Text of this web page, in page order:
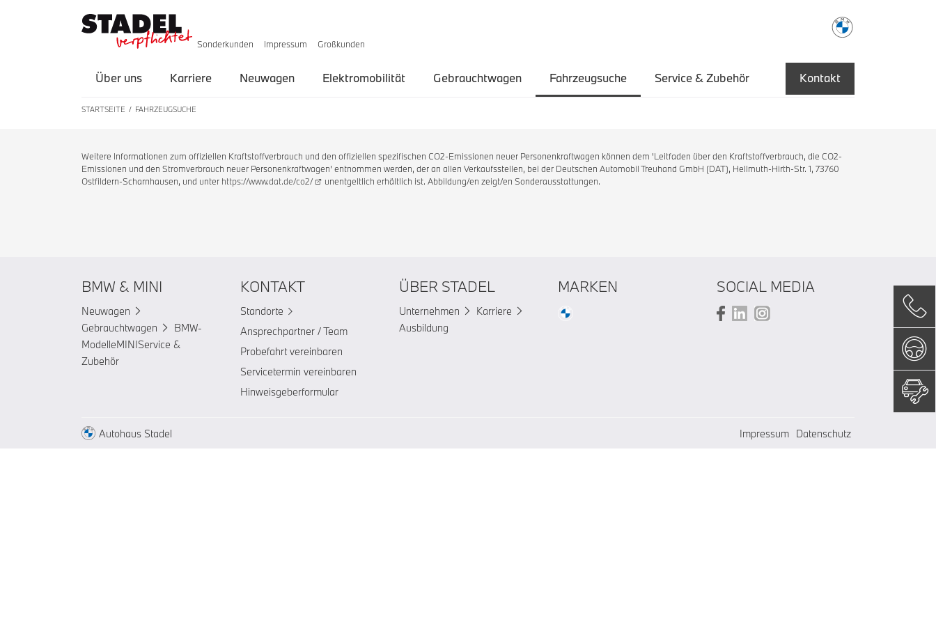
Sonderkunden Impressum Großkunden
Über uns Karriere Neuwagen Elektromobilität Gebrauchtwagen Fahrzeugsuche Service & Zubehör Kontakt
STARTSEITE FAHRZEUGSUCHE
Weitere Informationen zum offiziellen Kraftstoffverbrauch und den offiziellen spezifischen CO2-Emissionen neuer Personenkraftwagen können dem 'Leitfaden über den Kraftstoffverbrauch, die CO2-
Emissionen und den Stromverbrauch neuer Personenkraftwagen' entnommen werden, der an allen Verkaufsstellen, bei der Deutschen Automobil Treuhand GmbH (DAT), Hellmuth-Hirth-Str. 1, 73760
Ostfildern-Scharnhausen, und unter https://www.dat.de/co2/ unentgeltlich erhältlich ist. Abbildung/en zeigt/en Sonderausstattungen.
BMW & MINI
Neuwagen
Gebrauchtwagen
BMW-
ModelleMINIService &
Zubehör
KONTAKT
Standorte
Ansprechpartner / Team
Probefahrt vereinbaren
Servicetermin vereinbaren
Hinweisgeberformular
ÜBER STADEL
Unternehmen
Karriere
Ausbildung
MARKEN SOCIAL MEDIA
Autohaus Stadel Impressum Datenschutz